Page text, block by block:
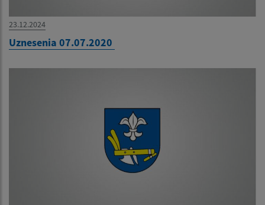
23.12.2024
Uznesenia 07.07.2020